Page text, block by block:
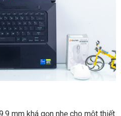
mm khá gọn nhẹ cho một thiết